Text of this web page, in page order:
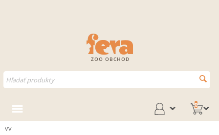
ZOO OBCHOD
0
vv